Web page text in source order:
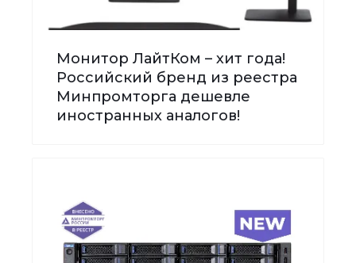
Монитор ЛайтКом – хит года!
Российский бренд из реестра
Минпромторга дешевле
иностранных аналогов!